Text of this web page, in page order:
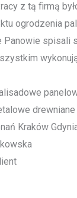
z tą firmą
ogrodzenia
Panowie spisali